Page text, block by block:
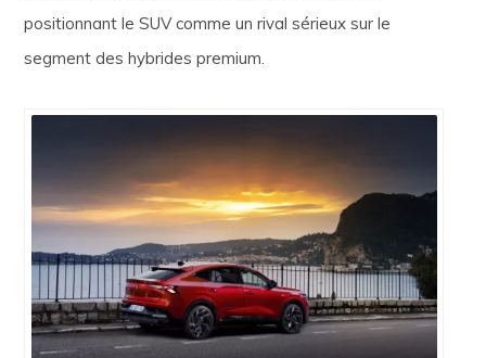
positionnant le SUV comme un rival sérieux sur le
segment des hybrides premium.